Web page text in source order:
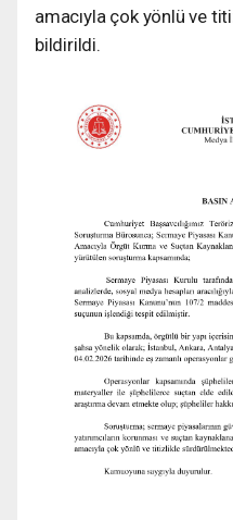
amacıyla çok yönlü ve
bildirildi.